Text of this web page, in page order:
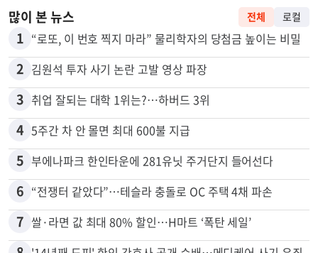
많이 본 뉴스 전체 로컬
1 “로또, 이 번호 찍지 마라” 물리학자의 당첨금 높이는 비밀
2 김원석 투자 사기 논란 고발 영상 파장
3 취업 잘되는 대학 1위는?…하버드 3위
4 5주간 차 안 몰면 최대 600불 지급
5 부에나파크 한인타운에 281유닛 주거단지 들어선다
6 “전쟁터 같았다”…테슬라 충돌로 OC 주택 4채 파손
7 쌀·라면 값 최대 80% 할인…H마트 ‘폭탄 세일’